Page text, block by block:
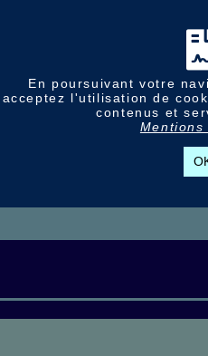
En poursuivant votre
acceptez l'utilisation de
contenus et
Mentions